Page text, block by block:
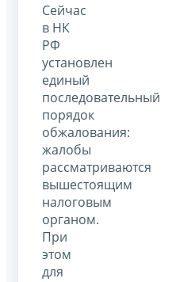
Сейчас
в НК
РФ
установлен
единый
последовательный
порядок
обжалования:
жалобы
рассматриваются
вышестоящим
налоговым
органом.
При
этом
для